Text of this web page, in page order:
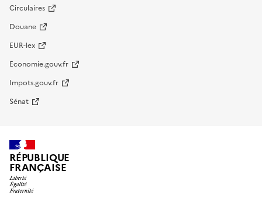
Circulaires
Douane
EUR-lex
Economie.gouv.fr
Impots.gouv.fr
Sénat
RÉPUBLIQUE
FRANÇAISE